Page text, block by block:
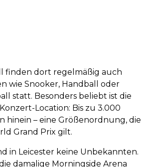
finden dort regelmäßig auch
wie Snooker, Handball oder
statt. Besonders beliebt ist die
Location: Bis zu 3.000
hinein – eine Größenordnung, die
Grand Prix gilt.
in Leicester keine Unbekannten.
damalige Morningside Arena